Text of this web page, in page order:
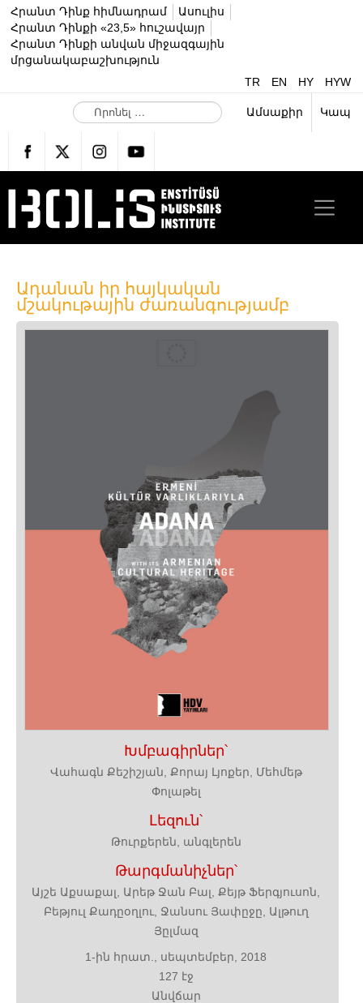
Հրանտ Դինք հիմնադրամ
Ասուլիս
Հրանտ Դինքի «23,5» հուշավայր
Հրանտ Դինքի անվան միջազգային
մրցանակաբաշխություն
TR
EN HY
HYW
Ո
ր
ե
Ամսաքիր Կապ
Ադանան իր հայկական
մշակութային ժառանգությամբ
Խմբագիրներ՝
Վահագն Քեշիշյան, Քորայ Լյոքեր, Մեհմեթ
Փոլաթել
Լեզուն՝
Թուրքերեն, անգլերեն
Թարգմանիչներ՝
Այշե Աքսաքալ, Արեթ Ջան Բալ, Քեյթ Ֆերգյուսոն,
Բեթյուլ Քադըօղլու, Ջանսու Յափըջը, Ալթուղ
Յըլմազ
1-ին հրատ., սեպտեմբեր, 2018
127 էջ
Անվճար